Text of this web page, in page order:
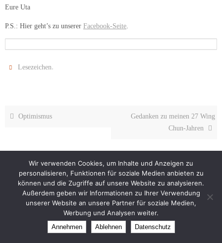
Eure Uta
P.S.: Hier geht’s zu unserer Facebook-Seite
Lesezeichen.
Optimismus
Gedanken zu meinen 27 Wing
Chun-Jahren
Impressum Datenschutz
Theme created by Dettmer Informatik
Präsentiert vonNirvana&WordPress.
Wir verwenden Cookies, um Inhalte und Anzeigen zu
personalisieren, Funktionen für soziale Medien anbieten zu
können und die Zugriffe auf unsere Website zu analysieren.
Außerdem geben wir Informationen zu Ihrer Verwendung
unserer Website an unsere Partner für soziale Medien,
Werbung und Analysen weiter.
Annehmen Ablehnen Datenschutz